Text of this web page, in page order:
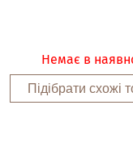
Немає в
Підібрати схожі